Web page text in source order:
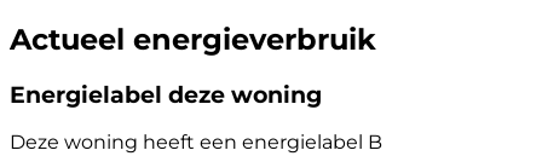
Actueel energieverbruik
Energielabel deze woning
Deze woning heeft een energielabel B